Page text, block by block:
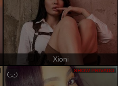
Xioni
SHOW PRIVADO